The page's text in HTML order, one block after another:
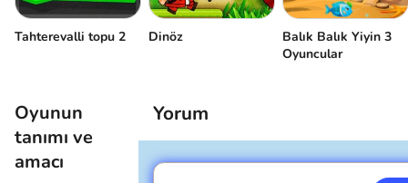
Oyuncu 2 Arabayı sür
Kontrol noktasından başlayın
Oyunu durdurun
İmleci gizleme
Tahterevalli topu 2 Dinöz
Balık Balık Yiyin 3
Oyuncular
Oyunun
tanımı ve
amacı
Yorum